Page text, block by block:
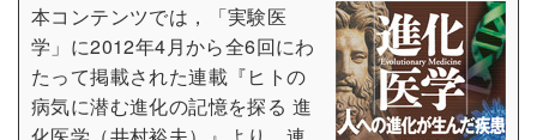
本コンテンツでは，「実験医
学」に2012年4月から全6回にわ
たって掲載された連載『ヒトの
病気に潜む進化の記憶を探る 進